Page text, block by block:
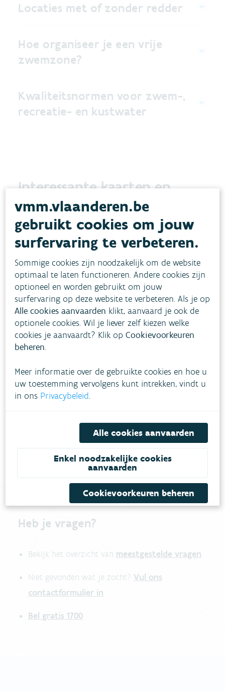
Locaties met of zonder redder
Hoe organiseer je een vrije
zwemzone?
Kwaliteitsnormen voor zwem-,
recreatie- en kustwater
Interessante kaarten en
Actuele
zwemwaterkwaliteit
Bekijk de resultaten van de meest recente
zwemwatercontroles voor de kust en de zwem- en
recreatievijvers in het binnenland.
ZWEMWATER
Lees meer
Heb je vragen?
Bekijk het overzicht van meestgestelde vragen.
Niet gevonden wat je zocht? Vul ons
contactformulier in.
Bel gratis 1700
vmm.vlaanderen.be
gebruikt cookies om jouw
surfervaring te verbeteren.
Sommige cookies zijn noodzakelijk om de website
optimaal te laten functioneren. Andere cookies zijn
optioneel en worden gebruikt om jouw
surfervaring op deze website te verbeteren. Als je op
Alle cookies aanvaarden klikt, aanvaard je ook de
optionele cookies. Wil je liever zelf kiezen welke
cookies je aanvaardt? Klik opCookievoorkeuren
beheren.
Meer informatie over de gebruikte cookies en hoe u
uw toestemming vervolgens kunt intrekken, vindt u
in ons Privacybeleid.
Alle cookies aanvaarden
Enkel noodzakelijke cookies
aanvaarden
Cookievoorkeuren beheren